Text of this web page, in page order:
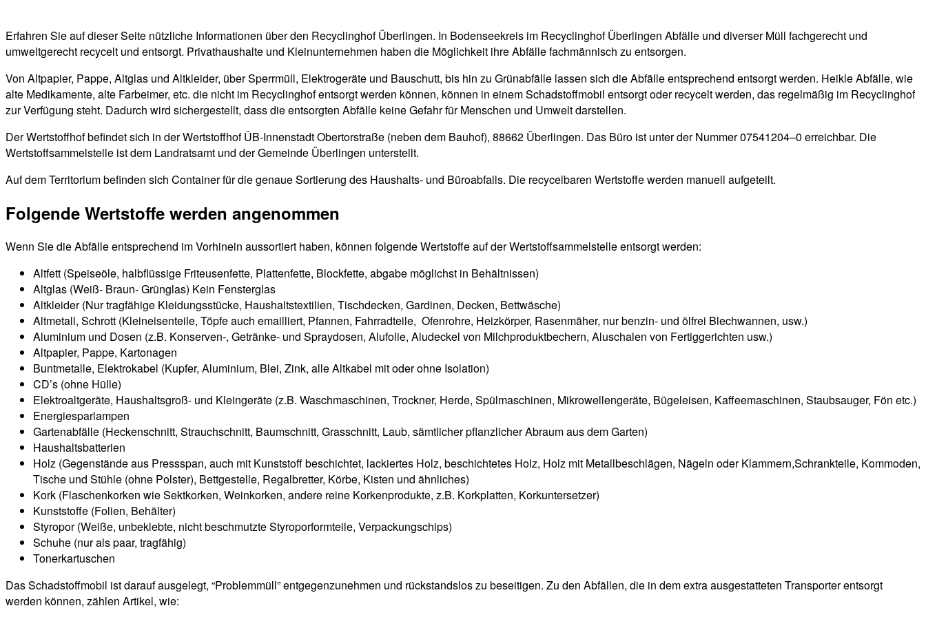
Erfahren Sie auf dieser Seite nützliche Informationen über den Recyclinghof Überlingen. In Bodenseekreis im Recyclinghof Überlingen Abfälle und diverser Müll fachgerecht und
umweltgerecht recycelt und entsorgt. Privathaushalte und Kleinunternehmen haben die Möglichkeit ihre Abfälle fachmännisch zu entsorgen.
Von Altpapier, Pappe, Altglas und Altkleider, über Sperrmüll, Elektrogeräte und Bauschutt, bis hin zu Grünabfälle lassen sich die Abfälle entsprechend entsorgt werden. Heikle Abfälle, wie
alte Medikamente, alte Farbeimer, etc. die nicht im Recyclinghof entsorgt werden können, können in einem Schadstoffmobil entsorgt oder recycelt werden, das regelmäßig im Recyclinghof
zur Verfügung steht. Dadurch wird sichergestellt, dass die entsorgten Abfälle keine Gefahr für Menschen und Umwelt darstellen.
Der Wertstoffhof befindet sich in der Wertstoffhof ÜB-Innenstadt Obertorstraße (neben dem Bauhof), 88662 Überlingen. Das Büro ist unter der Nummer 07541204–0 erreichbar. Die
Wertstoffsammelstelle ist dem Landratsamt und der Gemeinde Überlingen unterstellt.
Auf dem Territorium befinden sich Container für die genaue Sortierung des Haushalts- und Büroabfalls. Die recycelbaren Wertstoffe werden manuell aufgeteilt.
Folgende Wertstoffe werden angenommen
Wenn Sie die Abfälle entsprechend im Vorhinein aussortiert haben, können folgende Wertstoffe auf der Wertstoffsammelstelle entsorgt werden:
Altfett (Speiseöle, halbflüssige Friteusenfette, Plattenfette, Blockfette, abgabe möglichst in Behältnissen)
Altglas (Weiß- Braun- Grünglas) Kein Fensterglas
Altkleider (Nur tragfähige Kleidungsstücke, Haushaltstextilien, Tischdecken, Gardinen, Decken, Bettwäsche)
Altmetall, Schrott (Kleineisenteile, Töpfe auch emailliert, Pfannen, Fahrradteile, Ofenrohre, Heizkörper, Rasenmäher, nur benzin- und ölfrei Blechwannen, usw.)
Aluminium und Dosen (z.B. Konserven-, Getränke- und Spraydosen, Alufolie, Aludeckel von Milchproduktbechern, Aluschalen von Fertiggerichten usw.)
Altpapier, Pappe, Kartonagen
Buntmetalle, Elektrokabel (Kupfer, Aluminium, Blei, Zink, alle Altkabel mit oder ohne Isolation)
CD’s (ohne Hülle)
Elektroaltgeräte, Haushaltsgroß- und Kleingeräte (z.B. Waschmaschinen, Trockner, Herde, Spülmaschinen, Mikrowellengeräte, Bügeleisen, Kaffeemaschinen, Staubsauger, Fön etc.)
Energiesparlampen
Gartenabfälle (Heckenschnitt, Strauchschnitt, Baumschnitt, Grasschnitt, Laub, sämtlicher pflanzlicher Abraum aus dem Garten)
Haushaltsbatterien
Holz (Gegenstände aus Pressspan, auch mit Kunststoff beschichtet, lackiertes Holz, beschichtetes Holz, Holz mit Metallbeschlägen, Nägeln oder Klammern,Schrankteile, Kommoden,
Tische und Stühle (ohne Polster), Bettgestelle, Regalbretter, Körbe, Kisten und ähnliches)
Kork (Flaschenkorken wie Sektkorken, Weinkorken, andere reine Korkenprodukte, z.B. Korkplatten, Korkuntersetzer)
Kunststoffe (Folien, Behälter)
Styropor (Weiße, unbeklebte, nicht beschmutzte Styroporformteile, Verpackungschips)
Schuhe (nur als paar, tragfähig)
Tonerkartuschen
Das Schadstoffmobil ist darauf ausgelegt, “Problemmüll” entgegenzunehmen und rückstandslos zu beseitigen. Zu den Abfällen, die in dem extra ausgestatteten Transporter entsorgt
werden können, zählen Artikel, wie: